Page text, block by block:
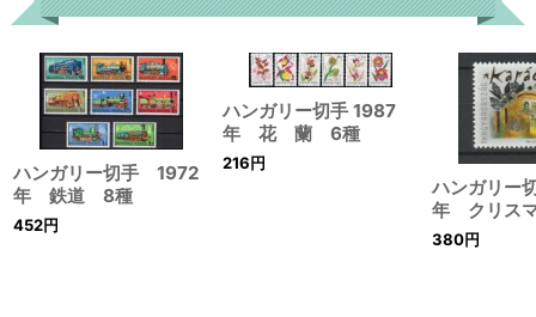
ハンガリー切手 1972
年 鉄道 8種
452円
ハンガリー切手 1987
年 花 蘭 6種
216円
ハンガリ
年 クリス
380円